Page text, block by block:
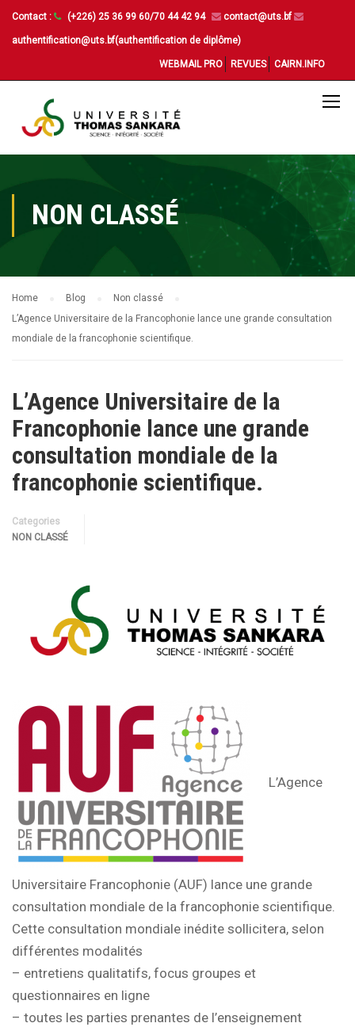
Contact : (+226) 25 36 99 60/70 44 42 94 contact@uts.bf
authentification@uts.bf(authentification de diplôme)
WEBMAIL PRO REVUES CAIRN.INFO
NON CLASSÉ
Home Blog
Non classé
L’Agence Universitaire de la Francophonie lance une grande consultation
mondiale de la francophonie scientifique.
L’Agence Universitaire de la
Francophonie lance une grande
consultation mondiale de la
francophonie scientifique.
Categories
NON CLASSÉ
L’Agence
Universitaire Francophonie (AUF) lance une grande
consultation mondiale de la francophonie scientifique.
Cette consultation mondiale inédite sollicitera, selon
différentes modalités
– entretiens qualitatifs, focus groupes et
questionnaires en ligne
– toutes les parties prenantes de l’enseignement